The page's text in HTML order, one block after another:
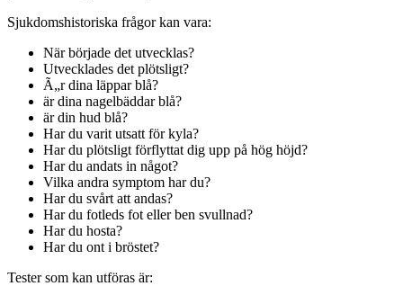
Sjukdomshistoriska frågor kan vara:
När började det utvecklas?
Utvecklades det plötsligt?
Ã„r dina läppar blå?
är dina nagelbäddar blå?
är din hud blå?
Har du varit utsatt för kyla?
Har du plötsligt förflyttat dig upp på hög höjd?
Har du andats in något?
Vilka andra symptom har du?
Har du svårt att andas?
Har du fotleds fot eller ben svullnad?
Har du hosta?
Har du ont i bröstet?
Tester som kan utföras är: